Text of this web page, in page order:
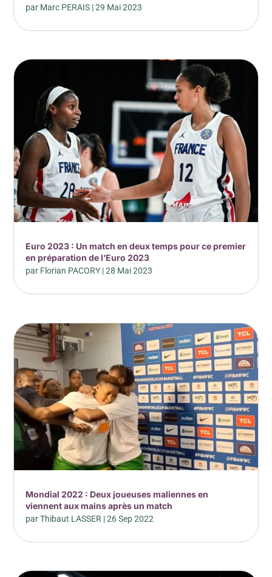
par Marc PERAIS |29 Mai 2023
Euro 2023 : Un match en deux temps pour ce premier
en préparation de l’Euro 2023
par Florian PACORY |28 Mai 2023
Mondial 2022 : Deux joueuses maliennes en
viennent aux mains après un match
parThibaut LASSER |26 Sep 2022